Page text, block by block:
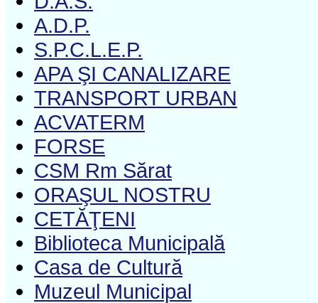
A.D.P.
S.P.C.L.E.P.
APA ŞI CANALIZARE
TRANSPORT URBAN
ACVATERM
FORSE
CSM Rm Sărat
ORAŞUL NOSTRU
CETĂŢENI
Biblioteca Municipală
Casa de Cultură
Muzeul Municipal